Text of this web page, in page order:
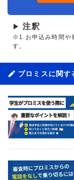
▶ 注釈
※1.お申込み時間や
す。
プロミスに関す